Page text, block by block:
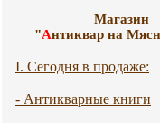
Магазин
"Антиквар на
I. Сегодня в продаже:
- Антикварные книги